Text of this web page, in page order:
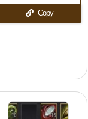
Copy